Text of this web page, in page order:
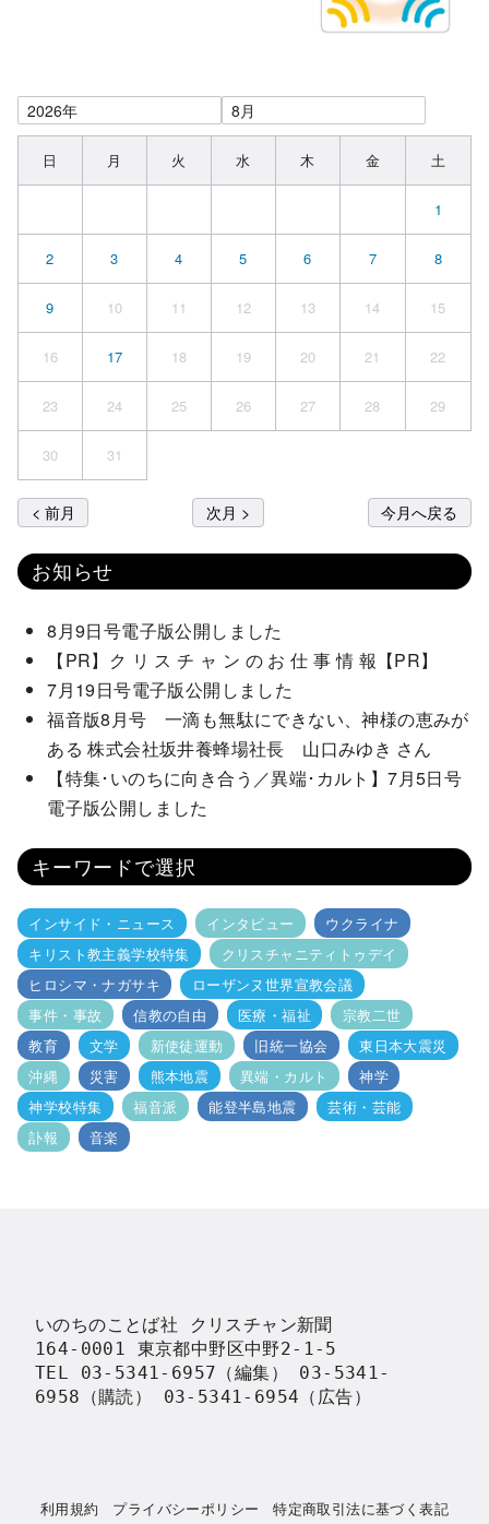
日 月 火 水 木 金 土
1
2 3 4 5 6 7 8
9 10 11 12 13 14 15
16 17 18 19 20 21 22
23 24 25 26 27 28 29
30 31
< 前月 次月 > 今月へ戻る
お知らせ
8月9日号電子版公開しました
【PR】ク リ ス チ ャ ン の お 仕 事 情 報【PR】
7月19日号電子版公開しました
福音版8月号 一滴も無駄にできない、神様の恵みが
ある 株式会社坂井養蜂場社長 山口みゆき さん
【特集･いのちに向き合う／異端･カルト】7月5日号
電子版公開しました
キーワードで選択
インサイド・ニュース インタビュー
ウクライナ
キリスト教主義学校特集
クリスチャニティトゥデイ
ヒロシマ・ナガサキ
ローザンヌ世界宣教会議
事件・事故
信教の自由 医療・福祉
宗教二世
教育
文学 新使徒運動 旧統一協会
東日本大震災
沖縄
災害 熊本地震 異端・カルト
神学
神学校特集
福音派 能登半島地震
芸術・芸能
訃報
音楽
いのちのことば社 クリスチャン新聞
164-0001 東京都中野区中野2-1-5
TEL 03-5341-6957（編集） 03-5341-
6958（購読） 03-5341-6954（広告）
利用規約 プライバシーポリシー 特定商取引法に基づく表記